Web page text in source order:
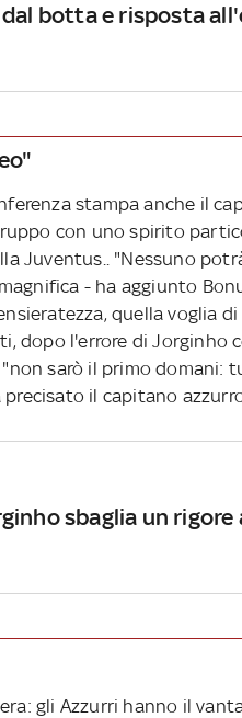
dal botta e risposta
stampa anche il
con uno spirito
Juventus.. "Nessuno
- ha aggiunto
quella voglia di
dopo l'errore di Jorginho
"non sarò il primo domani:
il capitano
sbaglia un rigore
gli Azzurri hanno il